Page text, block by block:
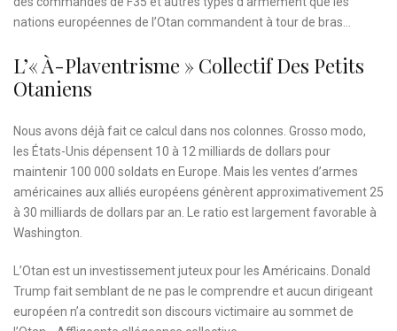
nations européennes de l’Otan commandent à tour de bras…
L’« À-Plaventrisme » Collectif Des Petits
Otaniens
Nous avons déjà fait ce calcul dans nos colonnes. Grosso modo,
les États-Unis dépensent 10 à 12 milliards de dollars pour
maintenir 100 000 soldats en Europe. Mais les ventes d’armes
américaines aux alliés européens génèrent approximativement 25
à 30 milliards de dollars par an. Le ratio est largement favorable à
Washington.
L’Otan est un investissement juteux pour les Américains. Donald
Trump fait semblant de ne pas le comprendre et aucun dirigeant
européen n’a contredit son discours victimaire au sommet de